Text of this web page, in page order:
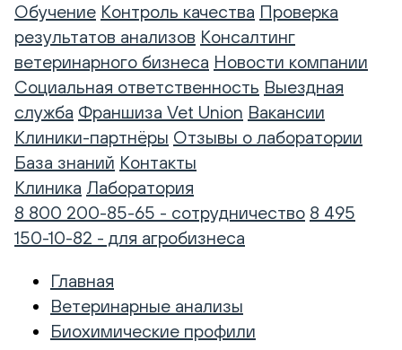
Обучение Контроль качества Проверка
результатов анализов Консалтинг
ветеринарного бизнеса Новости компании
Социальная ответственность Выездная
служба Франшиза Vet Union Вакансии
Клиники-партнёры Отзывы о лаборатории
База знаний Контакты
Клиника Лаборатория
8 800 200-85-65 - сотрудничество 8 495
150-10-82 - для агробизнеса
Главная
Ветеринарные анализы
Биохимические профили